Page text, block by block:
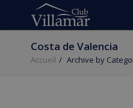
Costa de Valencia
Accueil Archive by